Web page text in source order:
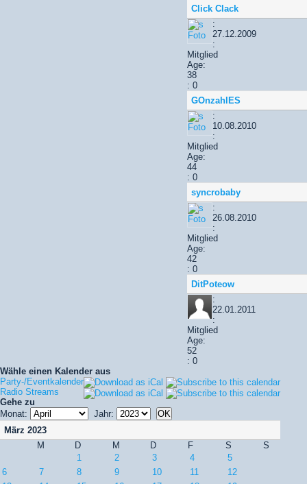
Click Clack
:
27.12.2009
:
Mitglied
Age:
38
: 0
GOnzahlES
:
10.08.2010
:
Mitglied
Age:
44
: 0
syncrobaby
:
26.08.2010
:
Mitglied
Age:
42
: 0
DitPoteow
:
22.01.2011
:
Mitglied
Age:
52
: 0
Wähle einen Kalender aus
Party-/Eventkalender
Radio Streams
Gehe zu
Monat:
Jahr:
März 2023
M
D M D F S
S
1
2 3 4
5
6
7 8 9 10 11
12